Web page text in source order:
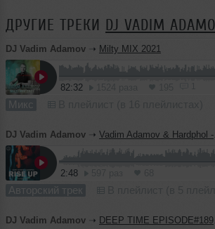
ДРУГИЕ ТРЕКИ DJ VADIM
DJ Vadim Adamov ➝ Milty MIX 2021
82:32
Микс
DJ Vadim Adamov ➝ Vadim Adamov & Hardphol - Rise Up
2:48
Авторский трек
DJ Vadim Adamov ➝ DEEP TIME EPISODE#189 [Record Deep] (11-02-2021)